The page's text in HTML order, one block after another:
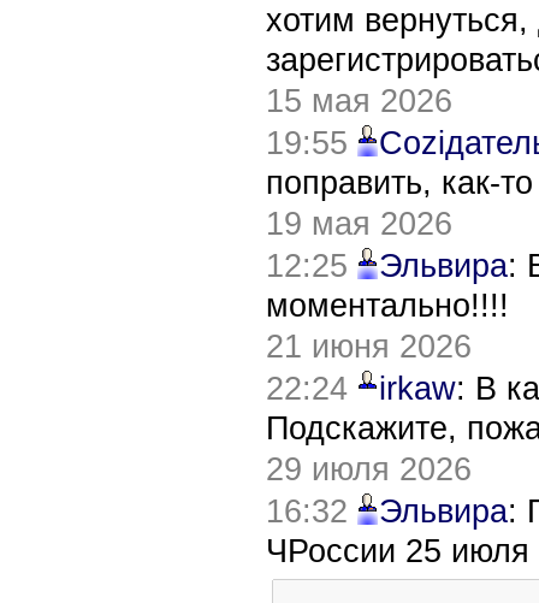
хотим
15 мая 2026
19:55
поправить, как-
19 мая 2026
12:25
Эльвира:
моментально!!!!
21 июня 2026
22:24
irkaw: В
Подскажите,
29 июля 2026
16:32
Эльвира:
ЧРоссии 25 июля